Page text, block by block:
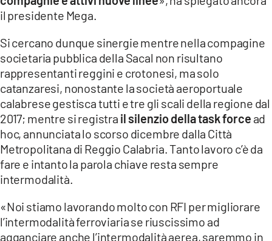
il presidente Mega.
Si cercano dunque sinergie mentre nella compagine
societaria pubblica della Sacal non risultano
rappresentanti reggini e crotonesi, ma solo
catanzaresi, nonostante la società aeroportuale
calabrese gestisca tutti e tre gli scali della regione dal
2017; mentre si registra il silenzio della task force ad
hoc, annunciata lo scorso dicembre dalla Città
Metropolitana di Reggio Calabria. Tanto lavoro c’è da
fare e intanto la parola chiave resta sempre
intermodalità.
«Noi stiamo lavorando molto con RFI per migliorare
l’intermodalità ferroviaria se riuscissimo ad
agganciare anche l’intermodalità aerea, saremmo in